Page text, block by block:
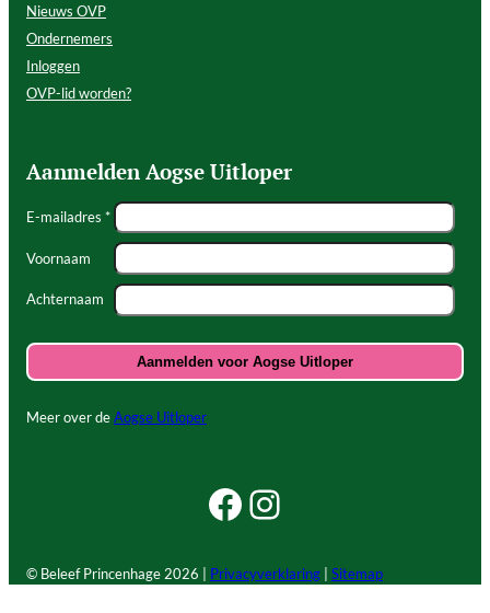
Nieuws OVP
Ondernemers
Inloggen
OVP-lid worden?
Aanmelden Aogse Uitloper
E-mailadres *
Voornaam
Achternaam
Meer over deAogse Uitloper
Facebook Beleef Princenhage
Instagram Beleef Princenhage
© Beleef Princenhage 2026 | Privacyverklaring Sitemap